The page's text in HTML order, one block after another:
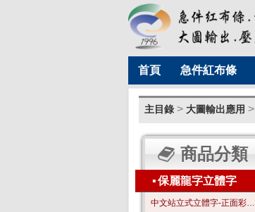
首頁 急件紅布條
主目錄 > 大圖輸出應用 >
商品分類
▪保麗龍字立體字
中文站立式立體字-正面彩色-A01